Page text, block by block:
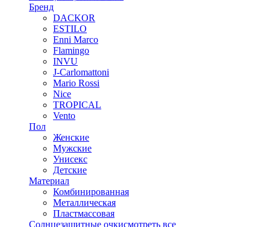
Бренд
DACKOR
ESTILO
Enni Marco
Flamingo
INVU
J-Carlomattoni
Mario Rossi
Nice
TROPICAL
Vento
Пол
Женские
Мужские
Унисекс
Детские
Материал
Комбинированная
Металлическая
Пластмассовая
Солнцезащитные очкисмотреть все